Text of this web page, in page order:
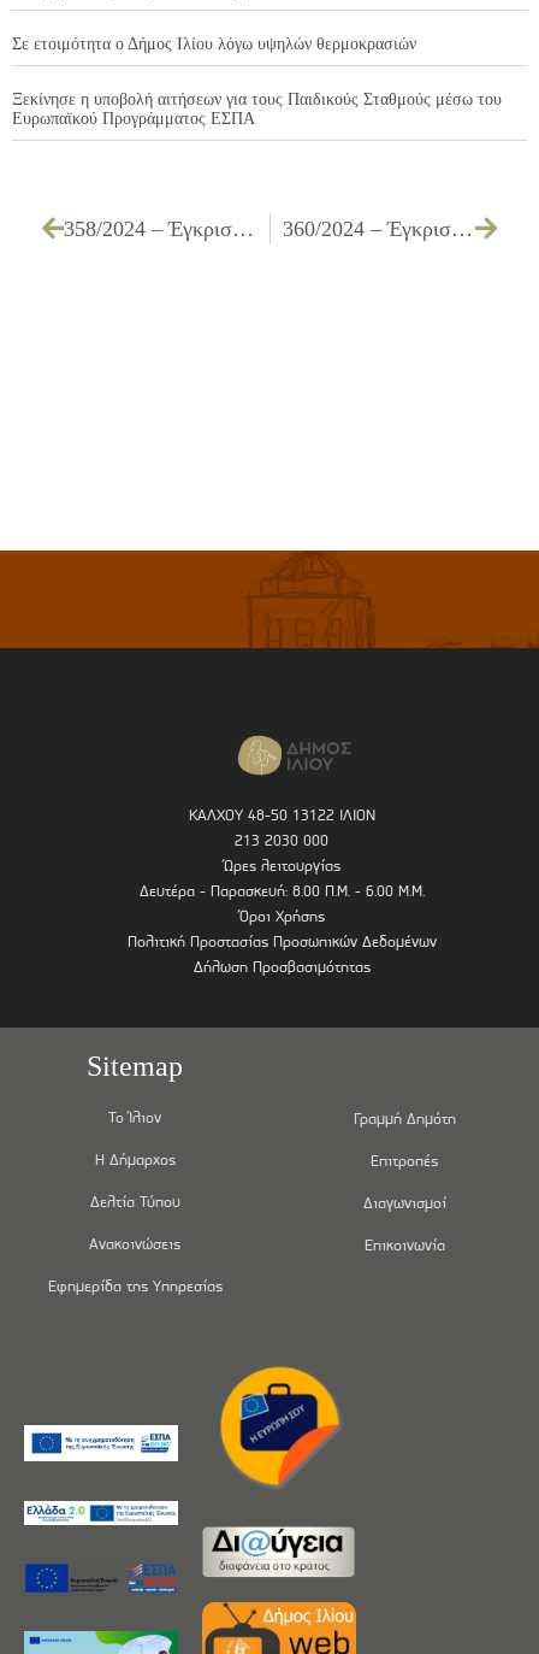
Σε ετοιμότητα ο Δήμος Ιλίου λόγω υψηλών θερμοκρασιών
Ξεκίνησε η υποβολή αιτήσεων για τους Παιδικούς Σταθμούς μέσω του
Ευρωπαϊκού Προγράμματος ΕΣΠΑ
358/2024 – Έγκριση τεχνικών προδιαγραφών, καθορισμός όρων διακήρυξης, τρόπου εκτέλεσης και συγκρότησης επιτροπής διενέργειας διαγωνισμών και αξιολόγησης υποβαλλόμενων προσφορών που αφορά στον ανοιχτό ηλεκτρονικό διαγωνισμό κάτω των ορίων για τις «Προμήθεια και τοποθέτηση στεγάστρων για την αναβάθμιση των στάσεων, με στόχο την εξυπηρέτηση του επιβατικού κοινού του Δήμου Ιλίου». 360/2024 – Έγκριση πρακτικού ηλεκτρονικής αποσφράγισης και ελέγχου εγγυητικών συμμετοχής της επιτροπής διενέργειας του ανοιχτού ηλεκτρονικού διαγωνισμού κάτω των ορίων για τη «Δημιουργία παιδικής χαράς στο Ο.Τ. 693Α του Δήμου Ιλίου»
ΚΑΛΧΟΥ 48-50 13122 ΙΛΙΟΝ
213 2030 000
Ώρες λειτουργίας
Δευτέρα - Παρασκευή: 8.00 Π.Μ. - 6.00 Μ.Μ.
Όροι Χρήσης
Πολιτική Προστασίας Προσωπικών Δεδομένων
Δήλωση Προσβασιμότητας
Sitemap
Το Ίλιον
Η Δήμαρχος
Δελτία Τύπου
Ανακοινώσεις
Εφημερίδα της Υπηρεσίας
Γραμμή Δημότη
Επιτροπές
Διαγωνισμοί
Επικοινωνία